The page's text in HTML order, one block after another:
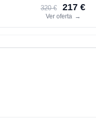
320 € 217 €
Ver oferta →